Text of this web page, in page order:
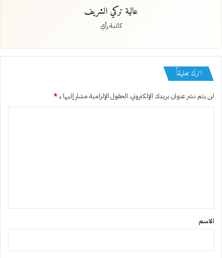
عالية تركي الشريف
كاتبة رأي
اترك تعليقاً
لن يتم نشر عنوان بريدك الإلكتروني. الحقول الإلزامية مشار إليها بـ*
*
الاسم